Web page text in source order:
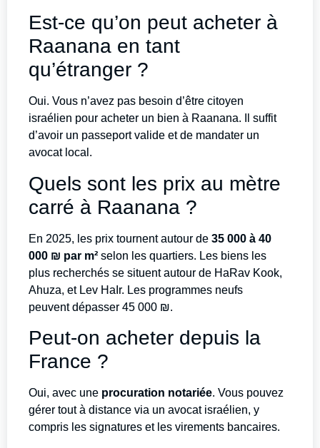
Est-ce qu’on peut acheter à
Raanana en tant
qu’étranger ?
Oui. Vous n’avez pas besoin d’être citoyen
israélien pour acheter un bien à Raanana. Il suffit
d’avoir un passeport valide et de mandater un
avocat local.
Quels sont les prix au mètre
carré à Raanana ?
En 2025, les prix tournent autour de 35 000 à 40
000 ₪ par m² selon les quartiers. Les biens les
plus recherchés se situent autour de HaRav Kook,
Ahuza, et Lev HaIr. Les programmes neufs
peuvent dépasser 45 000 ₪.
Peut-on acheter depuis la
France ?
Oui, avec une procuration notariée. Vous pouvez
gérer tout à distance via un avocat israélien, y
compris les signatures et les virements bancaires.